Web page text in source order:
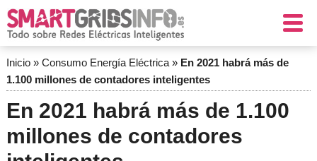
Inicio» Consumo Energía Eléctrica» En 2021 habrá más de
1.100 millones de contadores inteligentes
En 2021 habrá más de 1.100
millones de contadores